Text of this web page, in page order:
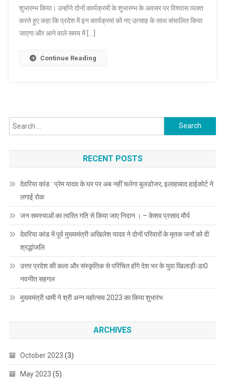
शुभारम्भ किया। उन्होंने दोनों कार्यक्रमों के शुभारम्भ के अवसर पर विश्वास व्यक्त
करते हुए कहा कि प्रदेश में इन कार्यक्रमां को नए उत्साह के साथ संचालित किया
जाएगा और आने वाले समय में […]
Continue Reading
Search
for:
RECENT POSTS
देवरिया कांड : प्रेम यादव के घर पर अब नहीं चलेगा बुलडोजर, इलाहाबाद हाईकोर्ट ने
लगाई रोक
जन समस्याओं का त्वरित गति से किया जाए निदान । – केशव प्रसाद मौर्य
देवरिया कांड में पूर्व मुख्यमंत्री अखिलेश यादव ने दोनों परिवारों के मृतक जनों को दी
श्रद्धांजलि
उत्तर प्रदेश की कला और संस्कृतिक से परिचित होंगे देश भर के युवा खिलाड़ी-डा0
नवनीत सहगल
मुख्यमंत्री धामी ने श्री अन्न महोत्सव 2023 का किया शुभारंभ
ARCHIVES
October 2023 (3)
May 2023 (5)